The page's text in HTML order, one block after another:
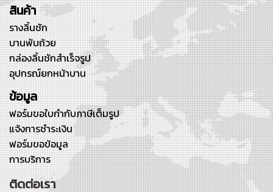
สินค้า
รางลิ้นชัก
บานพับถ้วย
กล่องลิ้นชักสำเร็จรูป
อุปกรณ์ยกหน้าบาน
ข้อมูล
ฟอร์มขอใบกำกับภาษีเต็มรูป
แจ้งการชำระเงิน
ฟอร์มขอข้อมูล
การบริการ
ติดต่อเรา